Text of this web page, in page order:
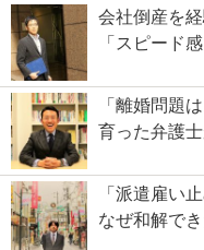
会社倒産を
「スピード
「離婚問題
育った弁護
「派遣雇い
なぜ和解でき